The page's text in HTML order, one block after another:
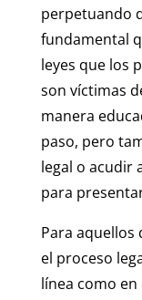
perpetuando
fundamental
leyes que los
son víctimas
manera
paso, pero
legal o acudir
para
Para
el proceso
línea como